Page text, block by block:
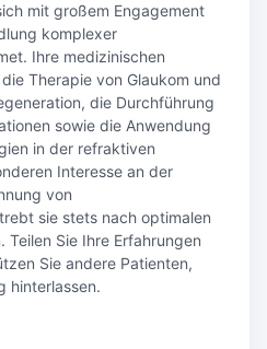
mit großem Engagement
komplexer
Ihre medizinischen
Therapie von Glaukom und
die Durchführung
sowie die Anwendung
in der refraktiven
Interesse an der
von
sie stets nach optimalen
Teilen Sie Ihre Erfahrungen
Sie andere Patienten,
hinterlassen.